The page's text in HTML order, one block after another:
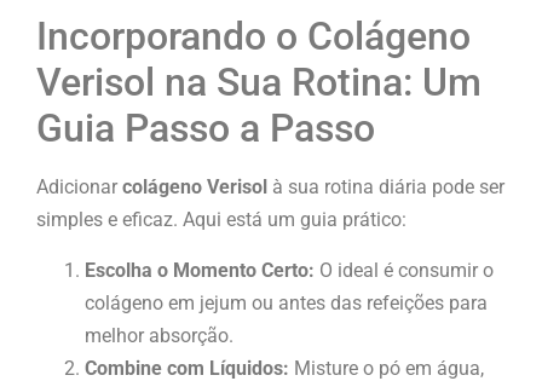
Incorporando o Colágeno
Verisol na Sua Rotina: Um
Guia Passo a Passo
Adicionar colágeno Verisol à sua rotina diária pode ser
simples e eficaz. Aqui está um guia prático:
Escolha o Momento Certo: O ideal é consumir o
colágeno em jejum ou antes das refeições para
melhor absorção.
Combine com Líquidos: Misture o pó em água,